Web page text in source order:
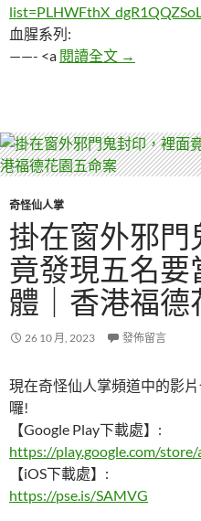
血腥系列:
——- <a 閱讀全文 這名相片
→
奇怪仙人掌
掛在窗外邪
竟發現五名要
體｜香港福德
26 10 月, 2023 發佈留言
現在奇怪仙人掌頻道中的影
囉!
【Google Play下載處】:
https://play.google.com/
【iOS下載處】:
https://pse.is/SAMVG